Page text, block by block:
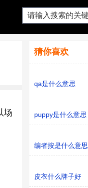
场
猜你喜欢
qa是什么意思
puppy是什么意思
编者按是什么意思
皮衣什么牌子好